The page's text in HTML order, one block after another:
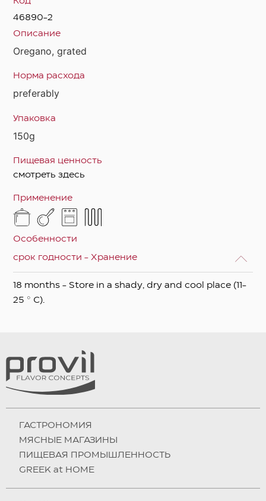
46890-2
Описание
Oregano, grated
Норма расхода
preferably
Упаковка
150g
Пищевая ценность
смотреть здесь
Применение
Особенности
срок годности - Хранение
18 months - Store in a shady, dry and cool place (11-
25 ° C).
ГАСТРОНОМИЯ
МЯСНЫЕ МАГАЗИНЫ
ПИЩЕВАЯ ПРОМЫШЛЕННОСТЬ
GREEK at HOME